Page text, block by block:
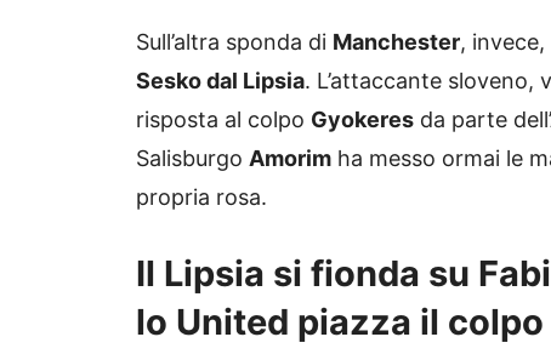
Sull’altra sponda di Manchester,
Sesko dal Lipsia. L’attaccante sloveno,
risposta al colpo Gyokeres da parte
Salisburgo Amorim ha messo ormai le
propria rosa.
Il Lipsia si fionda su
lo United piazza il colpo